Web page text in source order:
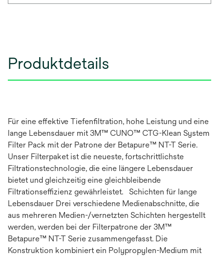
Produktdetails
Für eine effektive Tiefenfiltration, hohe Leistung und eine
lange Lebensdauer mit 3M™ CUNO™ CTG-Klean System
Filter Pack mit der Patrone der Betapure™ NT-T Serie.
Unser Filterpaket ist die neueste, fortschrittlichste
Filtrationstechnologie, die eine längere Lebensdauer
bietet und gleichzeitig eine gleichbleibende
Filtrationseffizienz gewährleistet. Schichten für lange
Lebensdauer Drei verschiedene Medienabschnitte, die
aus mehreren Medien-/vernetzten Schichten hergestellt
werden, werden bei der Filterpatrone der 3M™
Betapure™ NT-T Serie zusammengefasst. Die
Konstruktion kombiniert ein Polypropylen-Medium mit